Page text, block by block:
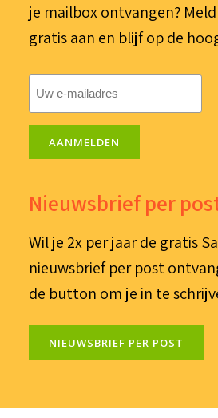
je mailbox ontvangen?
gratis aan en blijf op de
AANMELDEN
Nieuwsbrief per
Wil je 2x per jaar de gratis
nieuwsbrief per post
de button om je in te
NIEUWSBRIEF PER POST